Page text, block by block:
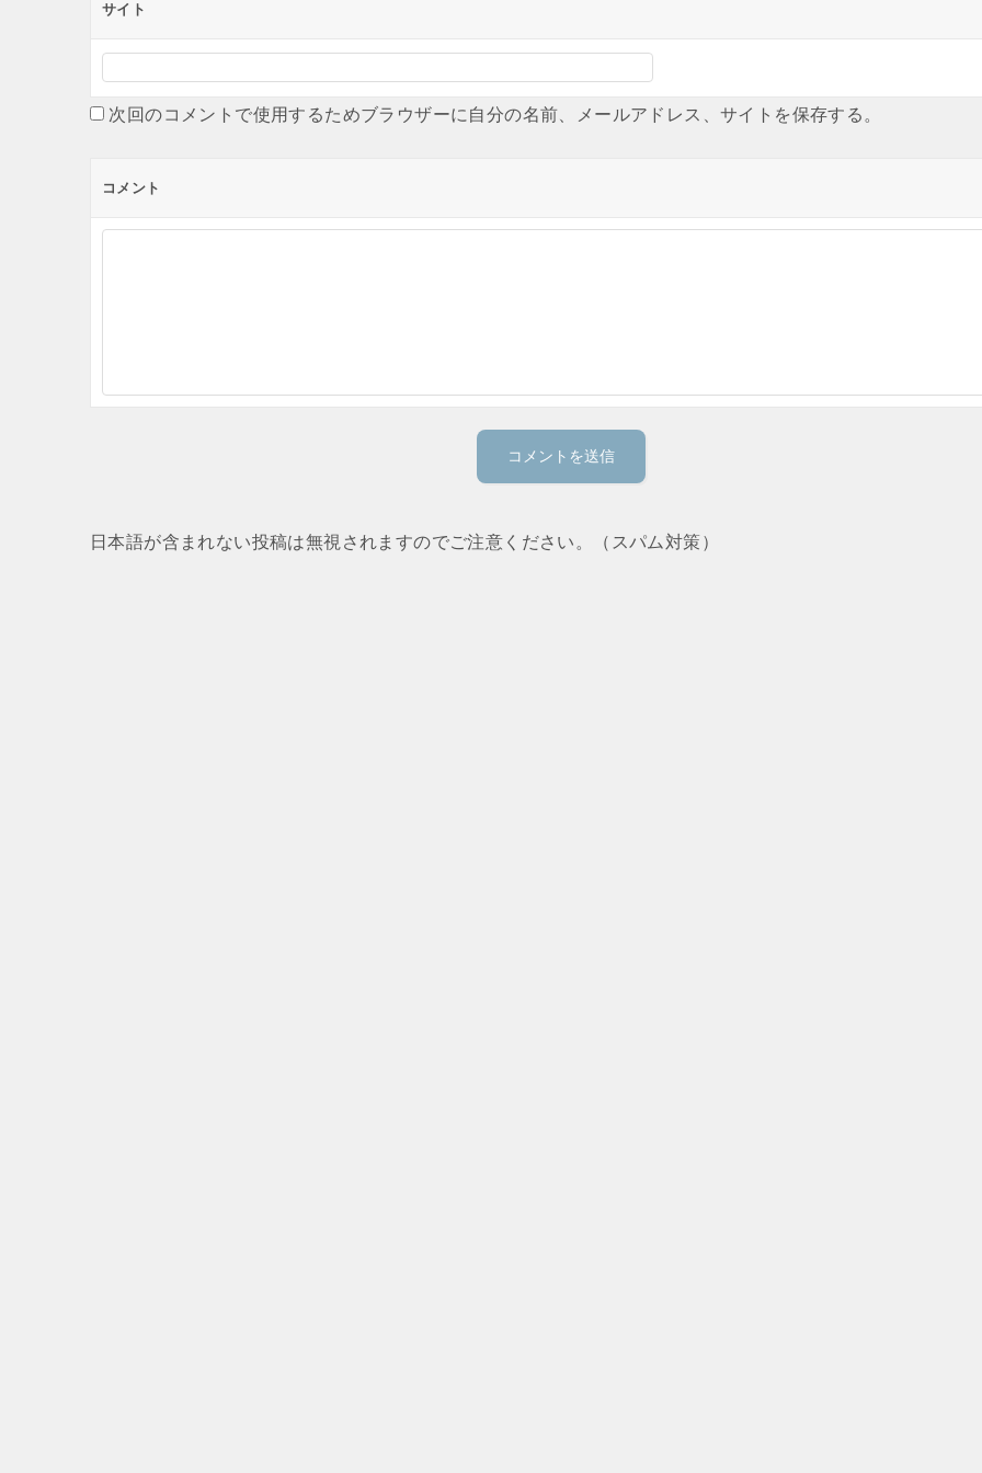
サイト
次回のコメントで使用するためブラウザーに自分の名前、メールアドレス、サイトを保存する。
コメント
日本語が含まれない投稿は無視されますのでご注意ください。（スパム対策）